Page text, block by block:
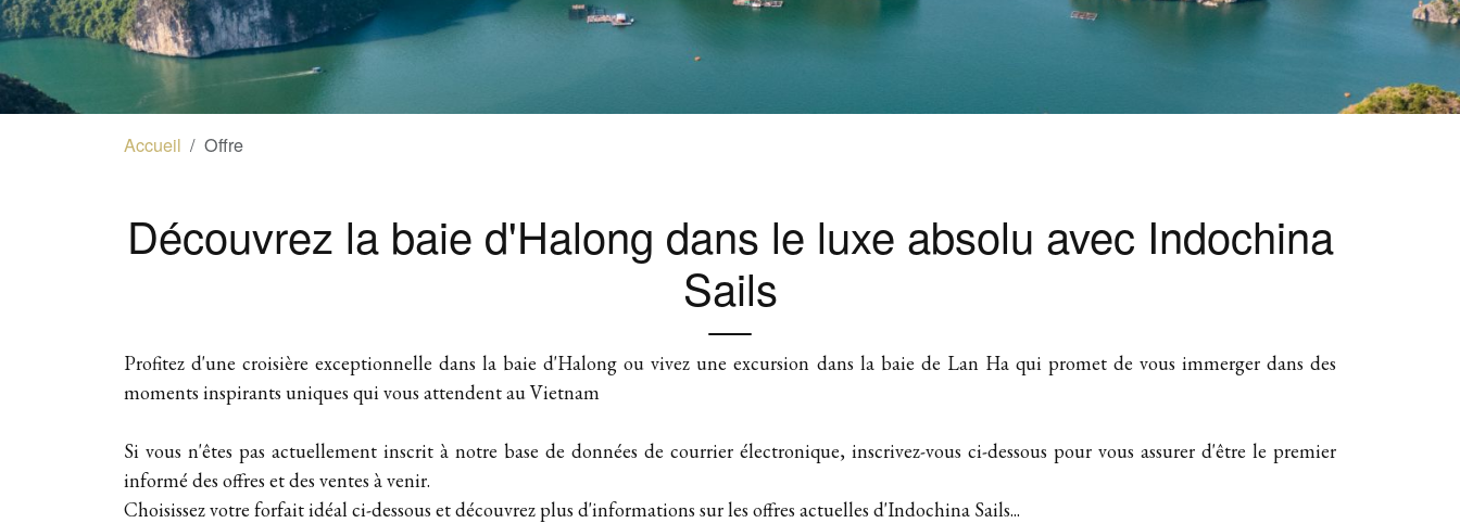
Accueil Offre
Découvrez la baie d'Halong dans le luxe absolu avec Indochina
Sails
Profitez d'une croisière exceptionnelle dans la baie d'Halong ou vivez une excursion dans la baie de Lan Ha qui promet de vous immerger dans des
moments inspirants uniques qui vous attendent au Vietnam
Si vous n'êtes pas actuellement inscrit à notre base de données de courrier électronique, inscrivez-vous ci-dessous pour vous assurer d'être le premier
informé des offres et des ventes à venir.
Choisissez votre forfait idéal ci-dessous et découvrez plus d'informations sur les offres actuelles d'Indochina Sails...